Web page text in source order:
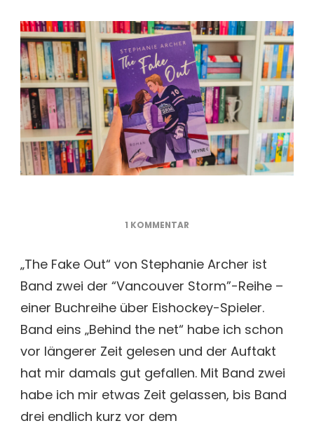
1 KOMMENTAR
OUT
VON
ARCHER
[BUCHREZENSION]
„The Fake Out“ von Stephanie Archer ist
Band zwei der “Vancouver Storm”-Reihe –
einer Buchreihe über Eishockey-Spieler.
Band eins „Behind the net“ habe ich schon
vor längerer Zeit gelesen und der Auftakt
hat mir damals gut gefallen. Mit Band zwei
habe ich mir etwas Zeit gelassen, bis Band
drei endlich kurz vor dem